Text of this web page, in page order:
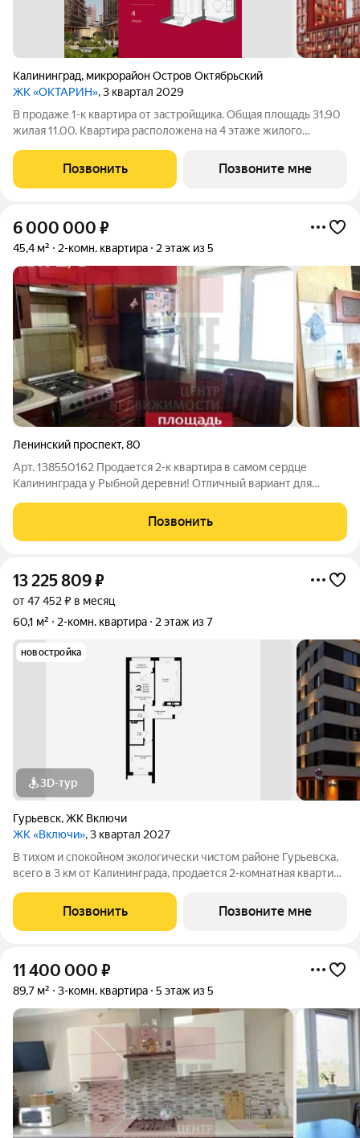
Калининград, микрорайон Остров Октябрьский
ЖК «ОКТАРИН», 3 квартал 2029
В продаже 1-к квартира от застройщика. Общая площадь 31,90
жилая 11.00. Квартира расположена на 4 этаже жилого
года. ОКТАРИН - масштабный жилой квартал площадью 7
гектаров, расположенный
Позвонить Позвоните мне
6 000 000 ₽
45,4 м² 2-комн. квартира 2 этаж из 5
Ленинский проспект,80
Арт. 138550162 Продается 2-к квартира в самом сердце
Калининграда у Рыбной деревни! Отличный вариант для
Квартира расположена на Ленинском проспекте, в окружении
главных туристических локаций
Позвонить
13 225 809₽
от 47 452 ₽ в месяц
60,1 м²
2-комн. квартира 2 этаж из 7
новостройка
3D-тур
Гурьевск,ЖК Включи
ЖК «Включи», 3 квартал 2027
В тихом и спокойном экологически чистом районе Гурьевска,
всего в 3 км от Калининграда, продается 2-комнатная квартира
Квартира находится в жилом комплексе комфорт-класса
«Включи» от надежного
Позвонить Позвоните мне
11 400 000 ₽
89,7 м² 3-комн. квартира 5 этаж из 5